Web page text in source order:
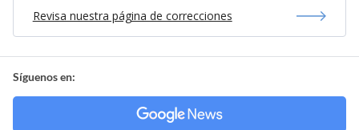
Revisa nuestra página de correcciones
Síguenos en: